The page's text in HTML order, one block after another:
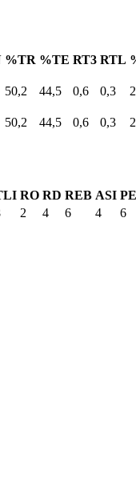
%TR %TE RT3 RTL
50,2 44,5 0,6 0,3
50,2 44,5 0,6 0,3
RO RD REB ASI
2 4 6 4 6